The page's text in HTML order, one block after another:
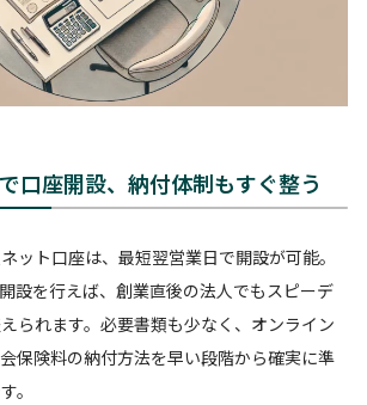
口座開設、納付体制もすぐ整う
ット口座は、最短翌営業日で開設が可能。
設を行えば、創業直後の法人でもスピーデ
られます。必要書類も少なく、オンライン
保険料の納付方法を早い段階から確実に準
。